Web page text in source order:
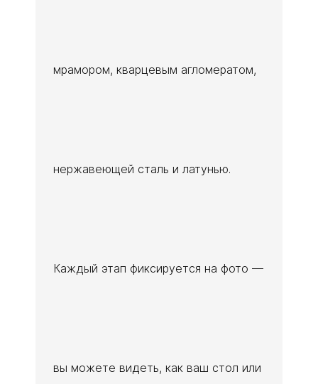
мрамором, кварцевым агломератом,
нержавеющей сталь и латунью.
Каждый этап фиксируется на фото —
вы можете видеть, как ваш стол или